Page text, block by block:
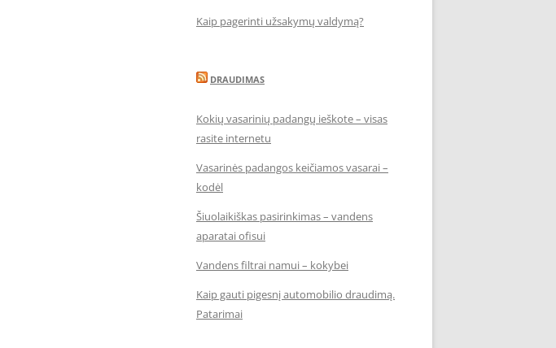
Kaip pagerinti užsakymų valdymą?
DRAUDIMAS
Kokių vasarinių padangų ieškote – visas
rasite internetu
Vasarinės padangos keičiamos vasarai –
kodėl
Šiuolaikiškas pasirinkimas – vandens
aparatai ofisui
Vandens filtrai namui – kokybei
Kaip gauti pigesnį automobilio draudimą.
Patarimai